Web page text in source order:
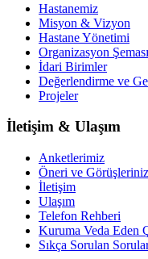
Hastanemiz
Misyon & Vizyon
Hastane Yönetimi
Organizasyon Şeması
İdari Birimler
Değerlendirme ve
Projeler
İletişim & Ulaşım
Anketlerimiz
Öneri ve Görüşleriniz
İletişim
Ulaşım
Telefon Rehberi
Kuruma Veda Eden
Sıkça Sorulan